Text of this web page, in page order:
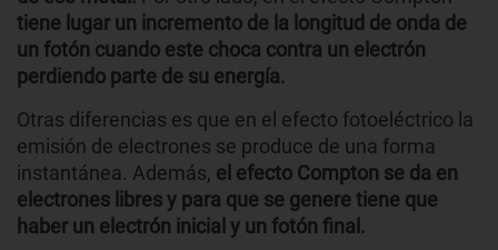
tiene lugar un incremento de la longitud de onda de
un fotón cuando este choca contra un electrón
perdiendo parte de su energía.
Otras diferencias es que en el efecto fotoeléctrico la
emisión de electrones se produce de una forma
instantánea. Además, el efecto Compton se da en
electrones libres y para que se genere tiene que
haber un electrón inicial y un fotón final.